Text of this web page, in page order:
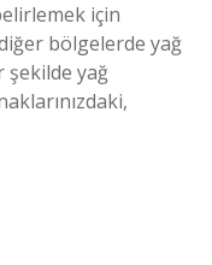
için
bölgelerde yağ
şekilde yağ